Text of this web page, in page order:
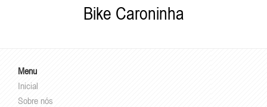
Bike Caroninha
Menu
Inicial
Sobre nós